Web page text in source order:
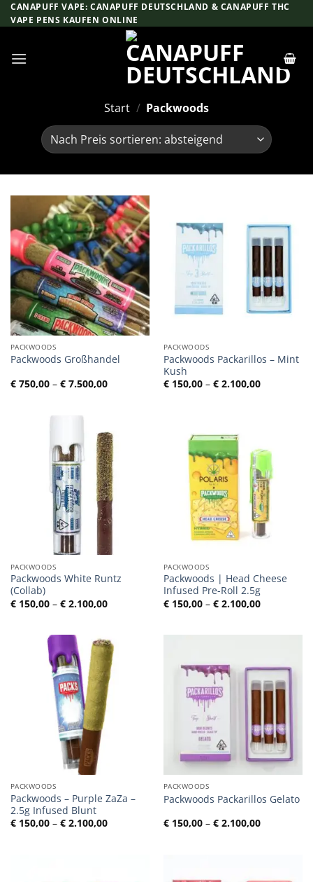
Zum
Inhalt
CANAPUFF VAPE: CANAPUFF DEUTSCHLAND & CANAPUFF THC
VAPE PENS KAUFEN ONLINE
Start / Packwoods
PACKWOODS
Packwoods Großhandel
€750,00 – €7.500,00Preisspanne:
€ 750,00
PACKWOODS
Packwoods Packarillos – Mint
Kush
€150,00 – €2.100,00
€ 150,00
PACKWOODS
Packwoods White Runtz
(Collab)
€150,00 – €2.100,00Preisspanne:
€ 150,00
PACKWOODS
Packwoods | Head Cheese
Infused Pre-Roll 2.5g
€150,00 – €2.100,00
€ 150,00
PACKWOODS
Packwoods – Purple ZaZa –
2.5g Infused Blunt
€150,00 – €2.100,00Preisspanne:
PACKWOODS
Packwoods Packarillos Gelato
€150,00 – €2.100,00